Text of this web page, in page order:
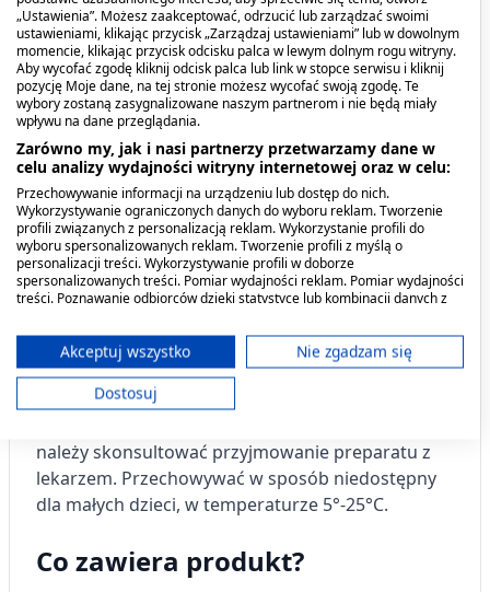
zdrowy tryb życia są ważne dla prawidłowego
funkcjonowania organizmu człowieka.
OSTRZEŻENIA
Nie stosować jednocześnie z innymi preparatami
witaminowo-mineralnymi. Preparatów
zawierających żeń-szeńnie należy stosować dłużej
niż przez trzy miesiące. Po 3 miesiącach ciągłego
stosowania należy zrobić 4-tygodniową przerwę.
karmiących piersią oraz 1-2 tygodnie przed
planowanym zabiegiem operacyjnym. W
przypadku stosowania leków
należy skonsultować przyjmowanie preparatu z
lekarzem. Przechowywać w sposób niedostępny
dla małych dzieci, w temperaturze 5°-25°C.
Co zawiera produkt?
„Ustawienia”. Możesz zaakceptować, odrzucić lub zarządzać swoimi
ustawieniami, klikając przycisk „Zarządzaj ustawieniami” lub w dowolnym
momencie, klikając przycisk odcisku palca w lewym dolnym rogu witryny.
Aby wycofać zgodę kliknij odcisk palca lub link w stopce serwisu i kliknij
pozycję Moje dane, na tej stronie możesz wycofać swoją zgodę. Te
wybory zostaną zasygnalizowane naszym partnerom i nie będą miały
wpływu na dane przeglądania.
Zarówno my, jak i nasi partnerzy przetwarzamy dane w
celu analizy wydajności witryny internetowej oraz w celu:
Przechowywanie informacji na urządzeniu lub dostęp do nich.
Wykorzystywanie ograniczonych danych do wyboru reklam. Tworzenie
profili związanych z personalizacją reklam. Wykorzystanie profili do
wyboru spersonalizowanych reklam. Tworzenie profili z myślą o
personalizacji treści. Wykorzystywanie profili w doborze
spersonalizowanych treści. Pomiar wydajności reklam. Pomiar wydajności
treści. Poznawanie odbiorców dzięki statystyce lub kombinacji danych z
ograniczonych danych do wyboru treści.
Dane mogą być udostępniane poza Unię Europejską i wysyłane do USA.
Twoja zgoda i polityka cookie dotyczą wyłącznie tej witryny/aplikacji.
Wyświetl listę partnerów (11 dostawców IAB)
Cele przetwarzania IAB:
Przechowywanie informacji na urządzeniu
lub dostęp do nich
Wykorzystywanie ograniczonych danych do
wyboru reklam
Akceptuj wszystko
Nie zgadzam się
Dostosuj